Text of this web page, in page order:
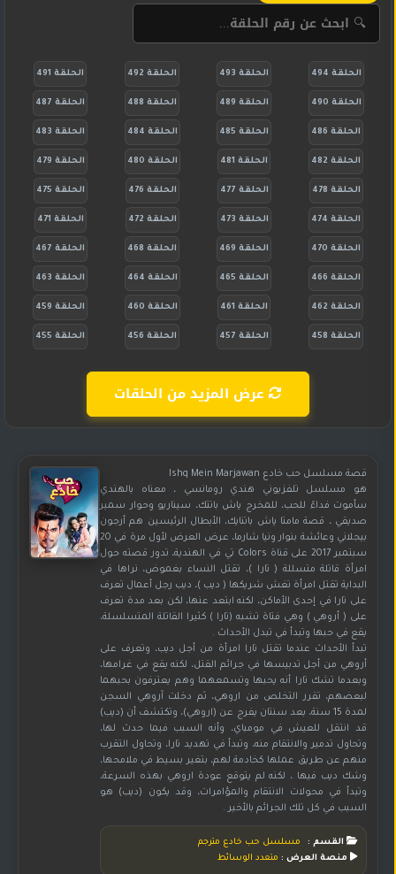
الحلقة 494 الحلقة 493 الحلقة 492 الحلقة 491
الحلقة 490 الحلقة 489 الحلقة 488 الحلقة 487
الحلقة 486 الحلقة 485 الحلقة 484 الحلقة 483
الحلقة 482 الحلقة 481 الحلقة 480 الحلقة 479
الحلقة 478 الحلقة 477 الحلقة 476 الحلقة 475
الحلقة 474 الحلقة 473 الحلقة 472 الحلقة 471
الحلقة 470 الحلقة 469 الحلقة 468 الحلقة 467
الحلقة 466 الحلقة 465 الحلقة 464 الحلقة 463
الحلقة 462 الحلقة 461 الحلقة 460 الحلقة 459
الحلقة 458 الحلقة 457 الحلقة 456 الحلقة 455
عرض المزيد من الحلقات
قصة مسلسل حب خادع Ishq Mein Marjawan
هو مسلسل تلفزيوني هندي رومانسي ، معناه بالهندي
سأموت فداءً للحب، للمخرج ياش باتتك، سيناريو وحوار سمير
صديقي ، قصة مامتا ياش باتنايك، الأبطال الرئيسين هم أرجون
بيجلاني وعائشة بنوار ونيا شارما، عرض العرض لأول مرة في 20
سبتمبر 2017 على قناة Colors تي في الهندية، تدور قصته حول
امرأة قاتلة متسللة ( تارا )، تقتل النساء بغموض، نراها في
البداية تقتل امرأة تغش شريكها ( ديب )، ديب رجل أعمال تعرف
على تارا في إحدى الأماكن، لكنه ابتعد عنها، لكن بعد مدة تعرف
على ( أروهي ) وهي فتاة تشبه (تارا ) كثيرا القاتلة المتسلسلة،
يقع في حبها وتبدأ في تبدل الأحداث .
تبدأ الأحداث عندما تقتل تارا امرأة من أجل ديب، وتعرف على
أروهي من أجل تدبيسها في جرائم القتل، لكنه يقع في غرامها،
وبعدما تشك تارا أنه يحبها وتسمعهما وهم يعترفون بحبهما
لبعضهم، تقرر التخلص من اروهي، ثم دخلت آروهي السجن
لمدة 15 سنة، بعد سنتان يفرج عن (اروهي)، وتكتشف أن (ديب)
قد انتقل للعيش في مومباي، وأنه السبب فيما حدث لها،
وتحاول تدمير والانتقام منه، وتبدأ في تهديد تارا، وتحاول التقرب
منهم عن طريق عملها كخادمة لهم، بتغير بسيط في ملامحها،
وشك ديب فيها ، لكنه لم يتوقع عودة اروهي بهذه السرعة،
وتبدأ في محولات الانتقام والمؤامرات، وقد يكون (ديب) هو
السبب في كل تلك الجرائم بالأخير .
القسم :
مسلسل حب خادع مترجم
منصة العرض : متعدد الوسائط